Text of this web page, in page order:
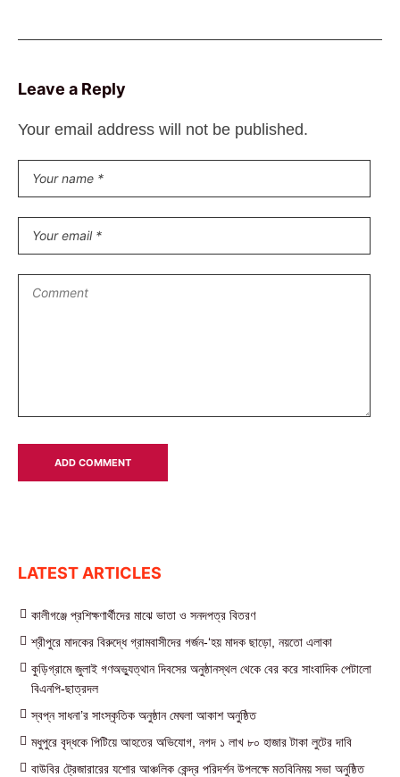
Leave a Reply
Your email address will not be published.
LATEST ARTICLES
কালীগঞ্জে প্রশিক্ষণার্থীদের মাঝে ভাতা ও সনদপত্র বিতরণ
শ্রীপুরে মাদকের বিরুদ্ধে গ্রামবাসীদের গর্জন-‘হয় মাদক ছাড়ো, নয়তো এলাকা
কুড়িগ্রামে জুলাই গণঅভ্যুত্থান দিবসের অনুষ্ঠানস্থল থেকে বের করে সাংবাদিক পেটালো
বিএনপি-ছাত্রদল
স্বপ্ন সাধনা’র সাংস্কৃতিক অনুষ্ঠান মেঘলা আকাশ অনুষ্ঠিত
মধুপুরে বৃদ্ধকে পিটিয়ে আহতের অভিযোগ, নগদ ১ লাখ ৮০ হাজার টাকা লুটের দাবি
বাউবির ট্রেজারারের যশোর আঞ্চলিক কেন্দ্র পরিদর্শন উপলক্ষে মতবিনিময় সভা অনুষ্ঠিত